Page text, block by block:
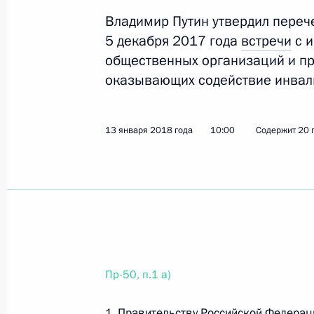
23 апреля 2018 года, понедельник
Перечень поручений по вопросам
Перечень поручений по итогам
Владимир Путин утвердил
5 декабря 2017 года встречи с
общественных организаций и
оказывающих содействие
13 января 2018 года 10:00 Содержит 20
Пр-50, п.1 а)